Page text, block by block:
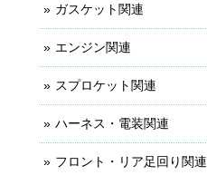
ガスケット関連
エンジン関連
スプロケット関連
ハーネス・電装関連
フロント・リア足回り関連